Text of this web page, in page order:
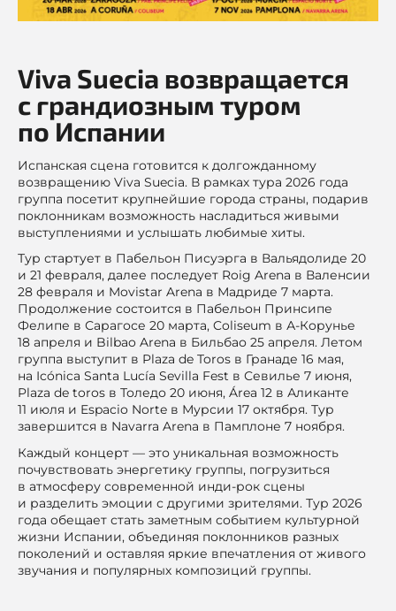
Viva Suecia возвращается
с грандиозным туром
по Испании
Испанская сцена готовится к долгожданному
возвращению Viva Suecia. В рамках тура 2026 года
группа посетит крупнейшие города страны, подарив
поклонникам возможность насладиться живыми
выступлениями и услышать любимые хиты.
Тур стартует в Пабельон Писуэрга в Вальядолиде 20
и 21 февраля, далее последует Roig Arena в Валенсии
28 февраля и Movistar Arena в Мадриде 7 марта.
Продолжение состоится в Пабельон Принсипе
Фелипе в Сарагосе 20 марта, Coliseum в А-Корунье
18 апреля и Bilbao Arena в Бильбао 25 апреля. Летом
группа выступит в Plaza de Toros в Гранаде 16 мая,
на Icónica Santa Lucía Sevilla Fest в Севилье 7 июня,
Plaza de toros в Толедо 20 июня, Área 12 в Аликанте
11 июля и Espacio Norte в Мурсии 17 октября. Тур
завершится в Navarra Arena в Памплоне 7 ноября.
Каждый концерт — это уникальная возможность
почувствовать энергетику группы, погрузиться
в атмосферу современной инди-рок сцены
и разделить эмоции с другими зрителями. Тур 2026
года обещает стать заметным событием культурной
жизни Испании, объединяя поклонников разных
поколений и оставляя яркие впечатления от живого
звучания и популярных композиций группы.